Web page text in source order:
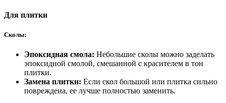
Для плитки
Сколы:
Эпоксидная смола: Небольшие сколы можно заделать
эпоксидной смолой, смешанной с красителем в тон
плитки.
Замена плитки: Если скол большой или плитка сильно
повреждена, ее лучше полностью заменить.